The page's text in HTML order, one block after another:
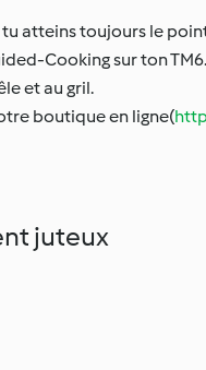
tu atteins toujours le
Cooking sur ton
et au gril.
boutique en ligne(
juteux